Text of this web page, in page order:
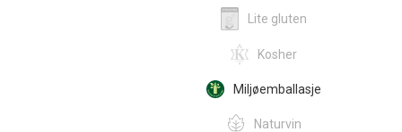
Lite gluten
Kosher
Miljøemballasje
Naturvin